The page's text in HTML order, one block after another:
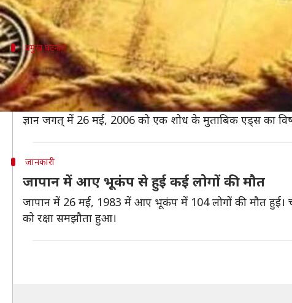
प्रमुख घटनाएं
कुछ प्रमुख घटनाएं
नार्वे में चर्च में 26 मई, 1822 को आग लग जाने के कारण 122 लोगों
दक्षिण लेबनान से इसराइली सुरक्षा बलों के हटने पर लाखों
ज्ञान जगत् में 26 मई, 2006 को एक शोध के मुताबिक एड्स का
जानकारी
जापान में आए भूकंप से हुई कई लोगों की मौत
जापान में 26 मई, 1983 में आए भूकंप में 104 लोगों की मौत हुई।
को रक्षा समझौता हुआ।